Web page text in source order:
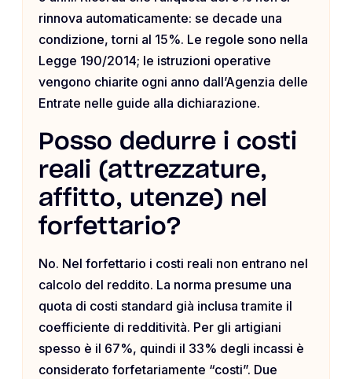
rinnova automaticamente: se decade una
condizione, torni al 15%. Le regole sono nella
Legge 190/2014; le istruzioni operative
vengono chiarite ogni anno dall’Agenzia delle
Entrate nelle guide alla dichiarazione.
Posso dedurre i costi
reali (attrezzature,
affitto, utenze) nel
forfettario?
No. Nel forfettario i costi reali non entrano nel
calcolo del reddito. La norma presume una
quota di costi standard già inclusa tramite il
coefficiente di redditività. Per gli artigiani
spesso è il 67%, quindi il 33% degli incassi è
considerato forfetariamente “costi”. Due